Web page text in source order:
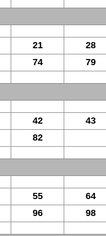
21 28
74 79
42
43
82
55 64
96 98